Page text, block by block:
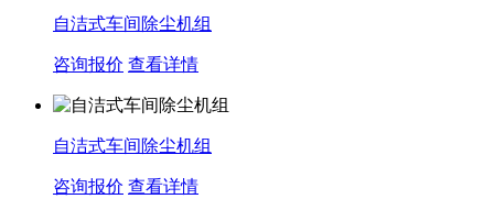
自洁式车间除尘机组
咨询报价 查看详情
自洁式车间除尘机组
咨询报价 查看详情